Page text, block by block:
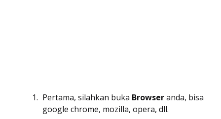
Pertama, silahkan buka Browseranda, bisa
google chrome, mozilla, opera, dll.